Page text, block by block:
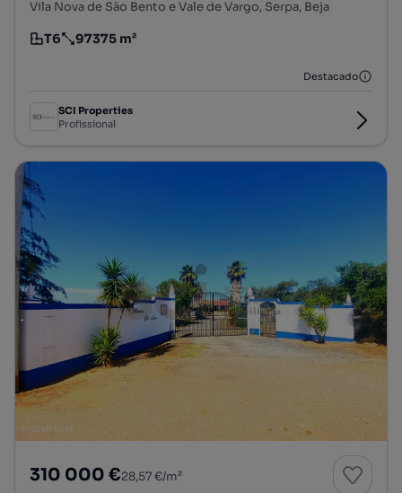
Vila Nova de São Bento e Vale de Vargo, Serpa, Beja
Tipologia
T6
Preço por metro quadrado
97375 m²
Destacado
SCI Properties
Profissional
310 000 €28,57 €/m²